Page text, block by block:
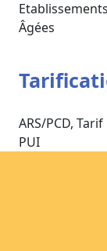
Âgées
ARS/PCD,
PUI